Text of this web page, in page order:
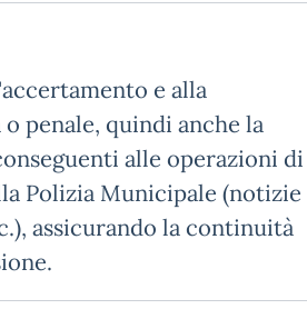
e alla
penale, quindi anche la
alle operazioni di
Polizia Municipale (notizie
assicurando la continuità